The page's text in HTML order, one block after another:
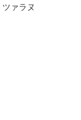
ァラヌ